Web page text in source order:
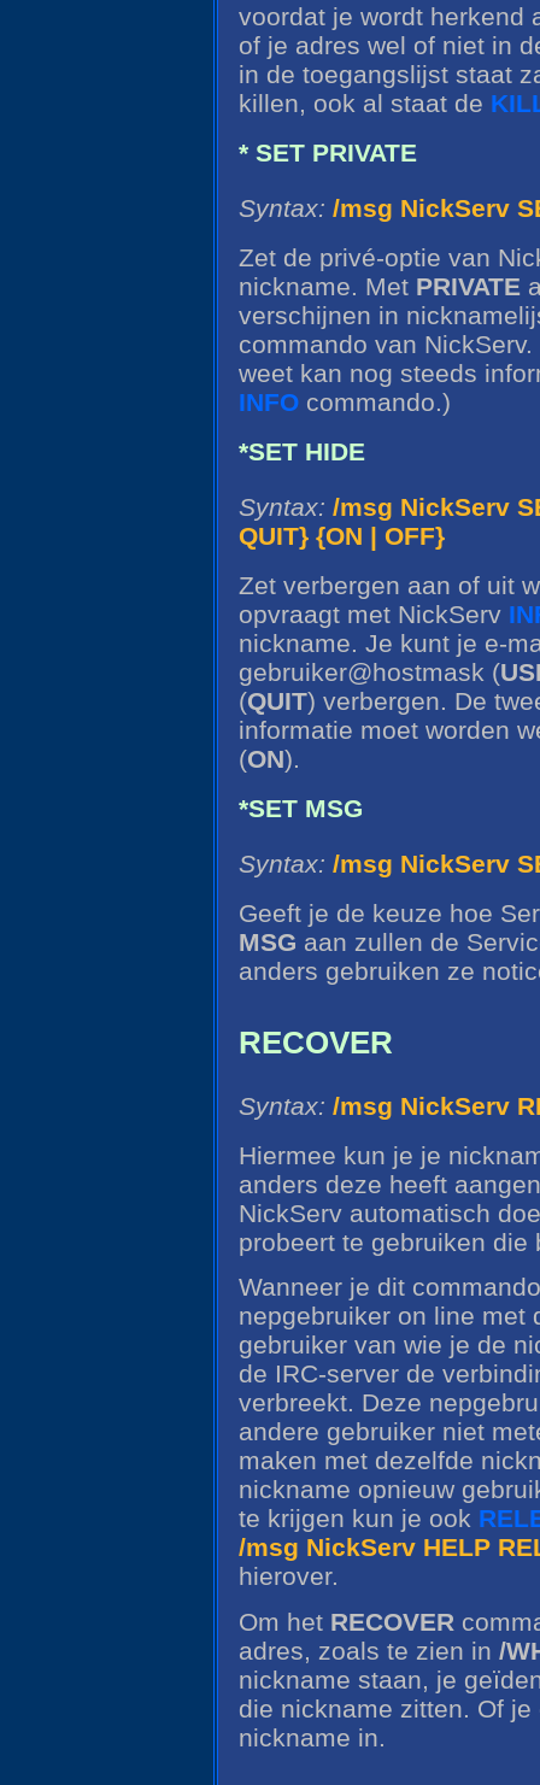
voordat je wordt herkend
of je adres wel of niet in
in de toegangslijst staat
killen, ook al staat de
* SET PRIVATE
Syntax: /msg NickServ
Zet de privé-optie van
nickname. Met PRIVATE
verschijnen in
commando van
weet kan nog steeds
INFO commando.)
*SET HIDE
Syntax: /msg NickServ
QUIT} {ON | OFF}
Zet verbergen aan of uit
opvraagt met NickServ
nickname. Je kunt je e-
gebruiker@hostmask (
(QUIT) verbergen. De
informatie moet worden
(ON).
*SET MSG
Syntax: /msg NickServ
Geeft je de keuze hoe
MSG aan zullen de
anders gebruiken ze
RECOVER
Syntax: /msg NickServ
Hiermee kun je je
anders deze heeft
NickServ automatisch
probeert te gebruiken die
Wanneer je dit
nepgebruiker on line met
gebruiker van wie je de
de IRC-server de
verbreekt. Deze
andere gebruiker niet
maken met dezelfde
nickname opnieuw
te krijgen kun je ook
/msg NickServ HELP
hierover.
Om het RECOVER
adres, zoals te zien in /
nickname staan, je
die nickname zitten. Of
nickname in.